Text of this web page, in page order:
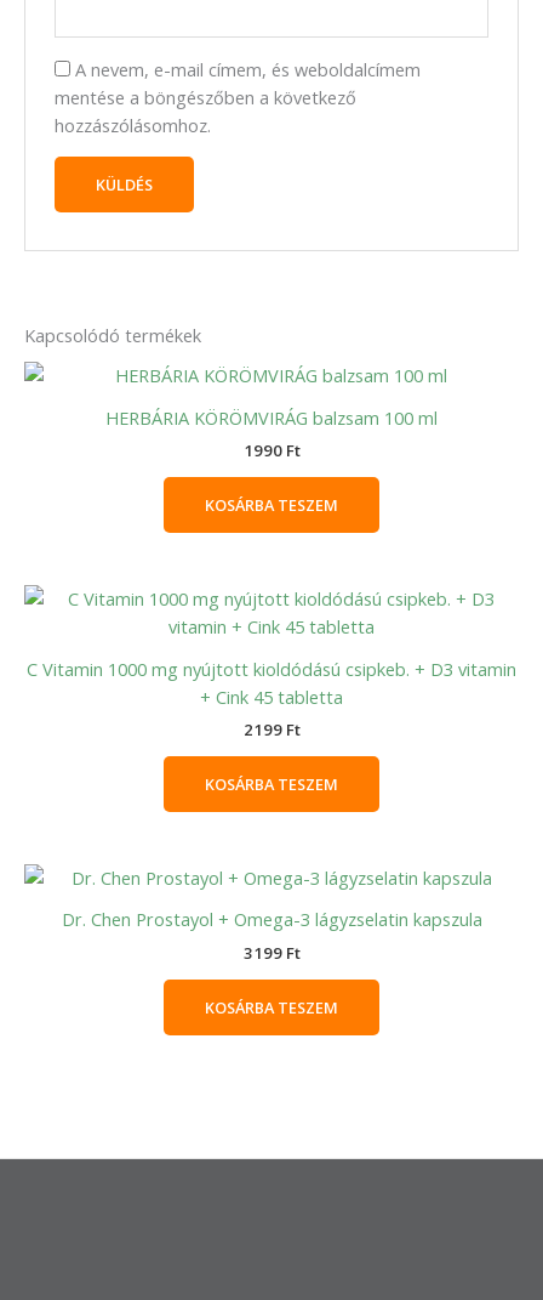
A nevem, e-mail címem, és weboldalcímem
mentése a böngészőben a következő
hozzászólásomhoz.
Kapcsolódó termékek
HERBÁRIA KÖRÖMVIRÁG balzsam 100 ml
1990 Ft
KOSÁRBA TESZEM
C Vitamin 1000 mg nyújtott kioldódású csipkeb. + D3 vitamin
+ Cink 45 tabletta
2199 Ft
KOSÁRBA TESZEM
Dr. Chen Prostayol + Omega-3 lágyzselatin kapszula
3199 Ft
KOSÁRBA TESZEM